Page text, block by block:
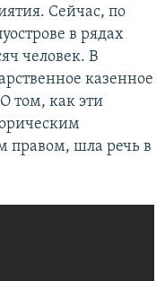
Сейчас, по
в рядах
человек. В
казенное
том, как эти
правом, шла речь в